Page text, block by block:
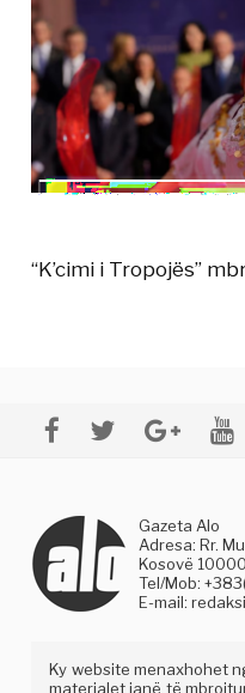
“K’cimi i Tropojës”
Gazeta Alo
Adresa: Rr.
Kosovë 10000
Tel/Mob:
E-mail:
Ky website menaxhohet
materialet janë të